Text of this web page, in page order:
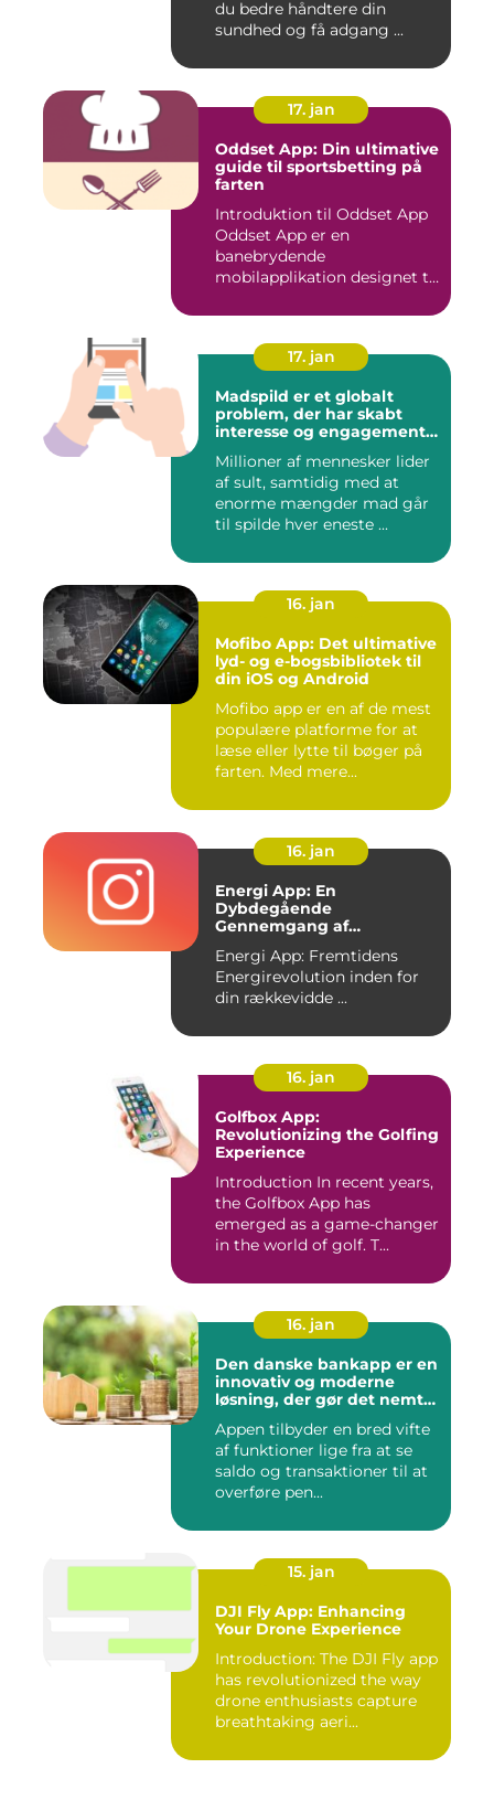
du bedre håndtere din
sundhed og få adgang ...
17. jan
Oddset App: Din ultimative
guide til sportsbetting på
farten
Introduktion til Oddset App
Oddset App er en
banebrydende
mobilapplikation designet til
17. jan
Madspild er et globalt
problem, der har skabt
interesse og engagement
mennesker verden over
Millioner af mennesker lider
af sult, samtidig med at
enorme mængder mad går
til spilde hver eneste ...
16. jan
Mofibo App: Det ultimative
lyd- og e-bogsbibliotek til
din iOS og Android
Mofibo app er en af de mest
populære platforme for at
læse eller lytte til bøger på
farten. Med mere...
16. jan
Energi App: En
Dybdegående
Gennemgang af
Energirevolution
Energi App: Fremtidens
Energirevolution inden for
din rækkevidde ...
16. jan
Golfbox App:
Revolutionizing the Golfing
Experience
Introduction In recent years,
the Golfbox App has
emerged as a game-changer
in the world of golf. T...
16. jan
Den danske bankapp er en
innovativ og moderne
løsning, der gør det nemt
at administrere deres
økonomiske forhold
Appen tilbyder en bred vifte
af funktioner lige fra at se
saldo og transaktioner til at
overføre pen...
15. jan
DJI Fly App: Enhancing
Your Drone Experience
Introduction: The DJI Fly app
has revolutionized the way
drone enthusiasts capture
breathtaking aeri...